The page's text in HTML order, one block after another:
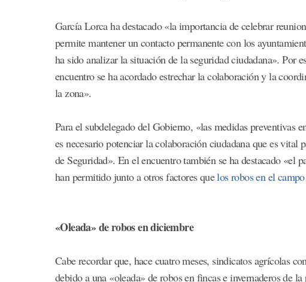
García Lorca ha destacado «la importancia de celebrar
permite mantener un contacto permanente con los
ha sido analizar la situación de la seguridad ciudadana». Por
encuentro se ha acordado estrechar la colaboración y la
la zona».
Para el subdelegado del Gobierno, «las medidas preventivas
es necesario potenciar la colaboración ciudadana que es vital
de Seguridad». En el encuentro también se ha destacado «el
han permitido junto a otros factores quelos robos en el
«Oleada» de robos en diciembre
Cabe recordar que, hace cuatro meses, sindicatos agrícolas
debido a una «oleada» de robos en fincas e invernaderos de